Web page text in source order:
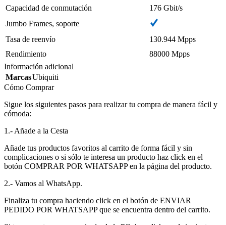
Capacidad de conmutación
176 Gbit/s
Jumbo Frames, soporte
Tasa de reenvío
130.944 Mpps
Rendimiento
88000 Mpps
Información adicional
MarcasUbiquiti
Cómo Comprar
Sigue los siguientes pasos para realizar tu compra de manera fácil y
cómoda:
1.- Añade a la Cesta
Añade tus productos favoritos al carrito de forma fácil y sin
complicaciones o si sólo te interesa un producto haz click en el
botón COMPRAR POR WHATSAPP en la página del producto.
2.- Vamos al WhatsApp.
Finaliza tu compra haciendo click en el botón de ENVIAR
PEDIDO POR WHATSAPP que se encuentra dentro del carrito.